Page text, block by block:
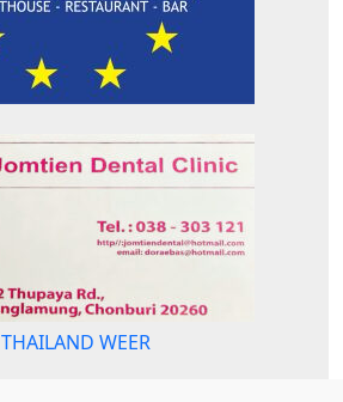
THAILAND WEER